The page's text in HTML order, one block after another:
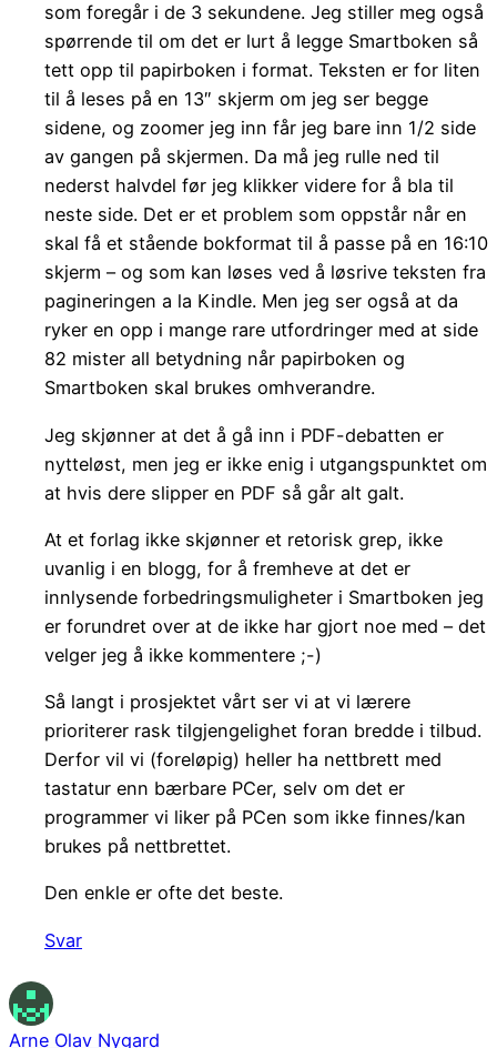
som foregår i de 3 sekundene. Jeg stiller meg også
spørrende til om det er lurt å legge Smartboken så
tett opp til papirboken i format. Teksten er for liten
til å leses på en 13″ skjerm om jeg ser begge
sidene, og zoomer jeg inn får jeg bare inn 1/2 side
av gangen på skjermen. Da må jeg rulle ned til
nederst halvdel før jeg klikker videre for å bla til
neste side. Det er et problem som oppstår når en
skal få et stående bokformat til å passe på en 16:10
skjerm – og som kan løses ved å løsrive teksten fra
pagineringen a la Kindle. Men jeg ser også at da
ryker en opp i mange rare utfordringer med at side
82 mister all betydning når papirboken og
Smartboken skal brukes omhverandre.
Jeg skjønner at det å gå inn i PDF-debatten er
nytteløst, men jeg er ikke enig i utgangspunktet om
at hvis dere slipper en PDF så går alt galt.
At et forlag ikke skjønner et retorisk grep, ikke
uvanlig i en blogg, for å fremheve at det er
innlysende forbedringsmuligheter i Smartboken jeg
er forundret over at de ikke har gjort noe med – det
velger jeg å ikke kommentere ;-)
Så langt i prosjektet vårt ser vi at vi lærere
prioriterer rask tilgjengelighet foran bredde i tilbud.
Derfor vil vi (foreløpig) heller ha nettbrett med
tastatur enn bærbare PCer, selv om det er
programmer vi liker på PCen som ikke finnes/kan
brukes på nettbrettet.
Den enkle er ofte det beste.
Svar
Arne Olav Nygard